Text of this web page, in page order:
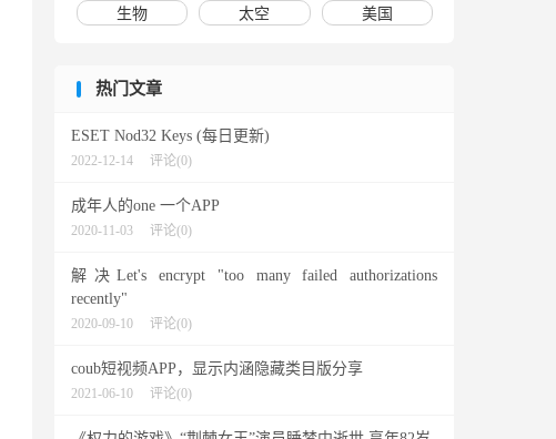
生物 太空 美国
热门文章
ESET Nod32 Keys (每日更新)
2022-12-14 评论(0)
成年人的one 一个APP
2020-11-03 评论(0)
解决Let's encrypt "too many failed authorizations
recently"
2020-09-10 评论(0)
coub短视频APP，显示内涵隐藏类目版分享
2021-06-10 评论(0)